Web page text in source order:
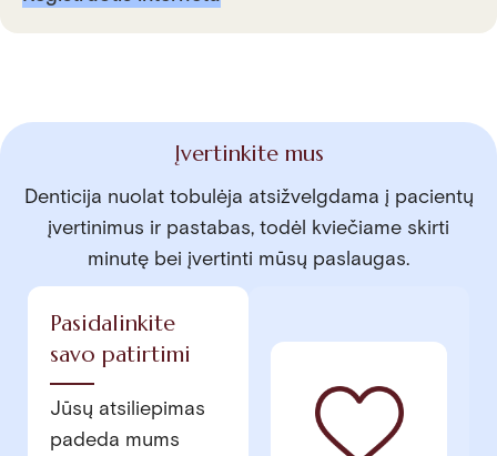
Įvertinkite mus
Denticija nuolat tobulėja atsižvelgdama į pacientų
įvertinimus ir pastabas, todėl kviečiame skirti
minutę bei įvertinti mūsų paslaugas.
Pasidalinkite
savo patirtimi
Jūsų atsiliepimas
padeda mums